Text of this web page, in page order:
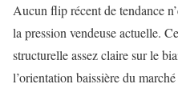
Aucun flip récent de tendance
la pression vendeuse actuelle.
structurelle assez claire sur le
l’orientation baissière du